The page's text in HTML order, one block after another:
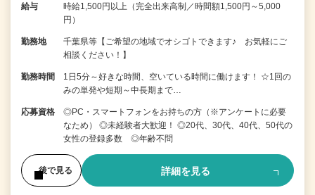
給与
時給1,500円以上（完全出来高制／時間額1,500円～5,000
円）
勤務地
千葉県等【ご希望の地域でオシゴトできます♪ お気軽にご
相談ください！】
勤務時間
1日5分～好きな時間、空いている時間に働けます！ ☆1回の
みの単発や短期～中長期まで…
応募資格
◎PC・スマートフォンをお持ちの方（※アンケートに必要
なため） ◎未経験者大歓迎！ ◎20代、30代、40代、50代の
女性の登録多数 ◎年齢不問
後で見る 詳細を見る